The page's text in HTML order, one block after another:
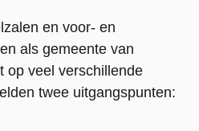
en voor- en
als gemeente van
op veel verschillende
twee uitgangspunten: